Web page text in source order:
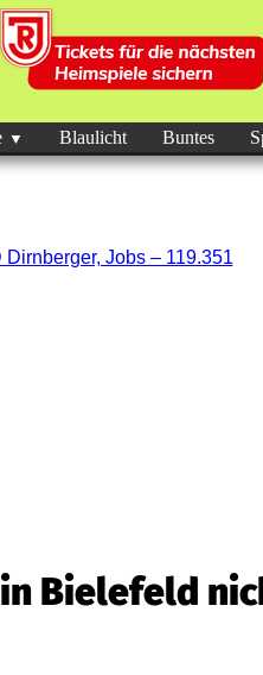
Blaulicht Buntes
Bielefeld